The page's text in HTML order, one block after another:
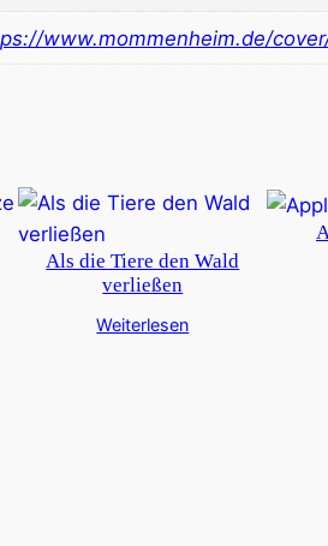
www.mommenheim.de/
Als die Tiere den Wald
verließen
Weiterlesen